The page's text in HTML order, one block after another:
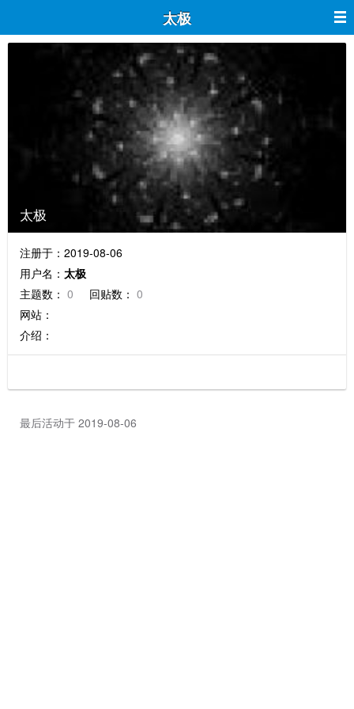
太极
太极
注册于：2019-08-06
用户名： 太极
主题数： 0 回贴数： 0
网站：
介绍：
最后活动于 2019-08-06